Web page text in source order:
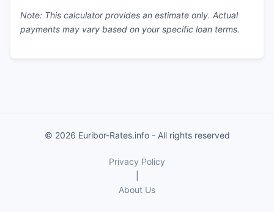
Note: This calculator provides an estimate only. Actual
payments may vary based on your specific loan terms.
© 2026 Euribor-Rates.info - All rights reserved
Privacy Policy
About Us